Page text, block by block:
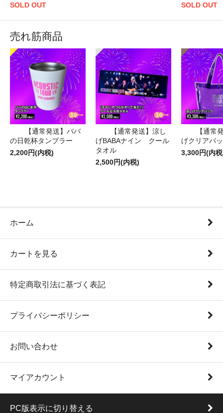
SOLD OUT
SOLD OUT
売れ筋商品
【通常発送】ババ
の日乾杯タンブラー
2,200円(内税)
【通常発送】涼し
げBABAナイン クール
タオル
2,500円(内税)
【通常
げクリアバ
3,300円(内
ホーム
カートを見る
特定商取引法に基づく表記
プライバシーポリシー
お問い合わせ
マイアカウント
PC版表示に切り替える